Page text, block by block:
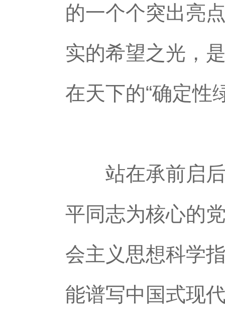
的一个个突出亮
实的希望之光，
在天下的“确定性
站在承前启后
平同志为核心的
会主义思想科学
能谱写中国式现